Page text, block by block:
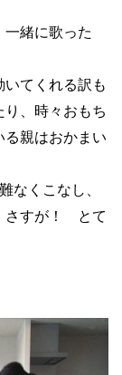
一緒に歌った
てくれる訳も
、時々おもち
る親はおかまい
なくこなし、
さすが！ とて